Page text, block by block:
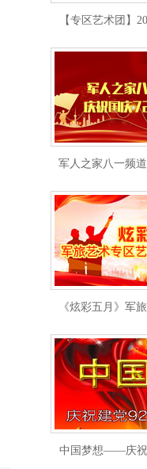
【专区艺术团】
军人之家八一频
《炫彩五月》军
中国梦想——庆祝